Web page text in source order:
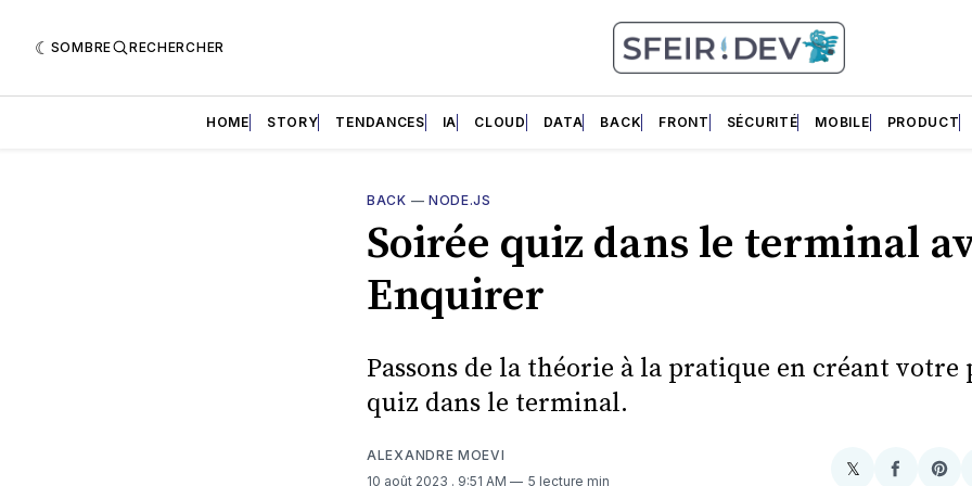
SOMBRE RECHERCHER
HOME STORY TENDANCES IA CLOUD DATA BACK FRONT SÉCURITÉ MOBILE PRODUCT
BACK — NODE.JS
Soirée quiz dans le terminal
Enquirer
Passons de la théorie à la pratique en créant votre
quiz dans le terminal.
ALEXANDRE MOEVI
10 août 2023 . 9:51 AM 5 lecture min
𝕏SharePartager